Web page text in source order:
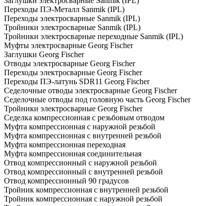
Переходы ПЭ-Металл Sanmik (IPL)
Переходы электросварные Sanmik (IPL)
Тройники электросварные Sanmik (IPL)
Тройники электросварные переходные Sanmik (IPL)
Муфты электросварные Georg Fischer
Заглушки Georg Fischer
Отводы электросварные Georg Fischer
Переходы электросварные Georg Fischer
Переходы ПЭ-латунь SDR11 Georg Fischer
Седелочные отводы электросварные Georg Fischer
Седелочные отводы под головную часть Georg Fischer
Тройники электросварные Georg Fischer
Седелка компрессионная с резьбовым отводом
Муфта компрессионная с наружной резьбой
Муфта компрессионная с внутренней резьбой
Муфта компрессионная переходная
Муфта компрессионная соединительная
Отвод компрессионный с наружной резьбой
Отвод компрессионный с внутренней резьбой
Отвод компрессионный 90 градусов
Тройник компрессионная с внутренней резьбой
Тройник компрессионная с наружной резьбой